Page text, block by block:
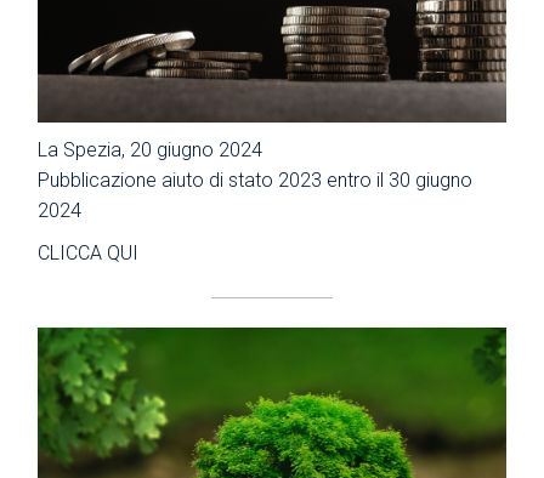
La Spezia, 20 giugno 2024
Pubblicazione aiuto di stato 2023 entro il 30 giugno
2024
CLICCA QUI